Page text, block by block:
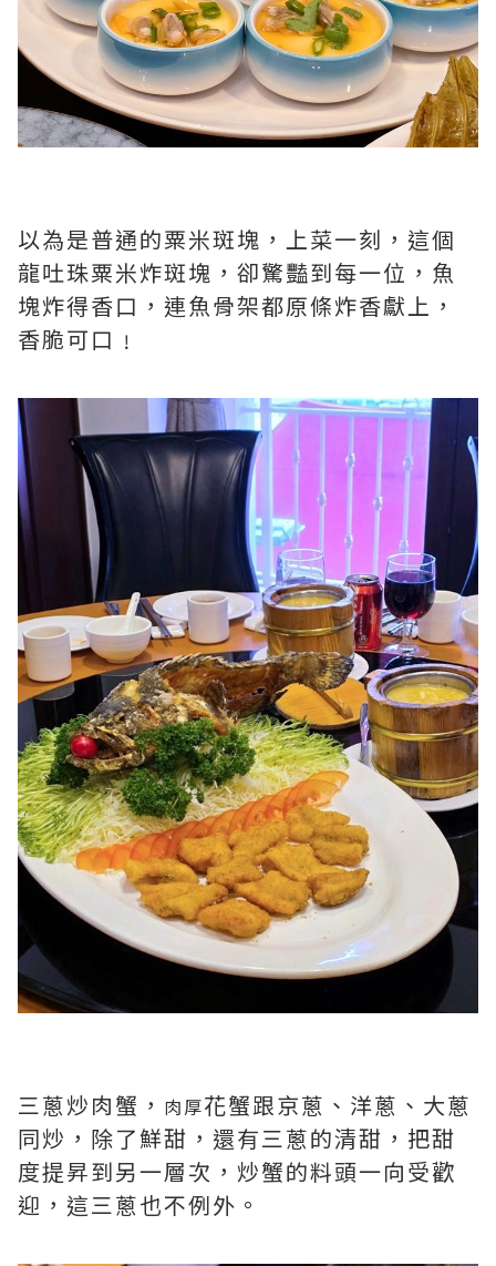
以為是普通的粟米斑塊，上菜一刻，這個
龍吐珠粟米炸斑塊，卻驚豔到每一位，魚
塊炸得香口，連魚骨架都原條炸香獻上，
香脆可口﹗
三蔥炒肉蟹， 肉厚花蟹跟京蔥、洋蔥、大蔥
同炒，除了鮮甜，還有三蔥的清甜，把甜
度提昇到另一層次，炒蟹的料頭一向受歡
迎，這三蔥也不例外。